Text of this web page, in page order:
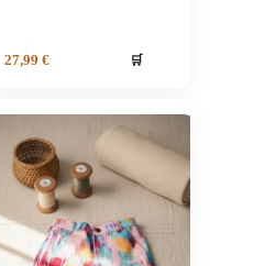
27,99 € 🛒